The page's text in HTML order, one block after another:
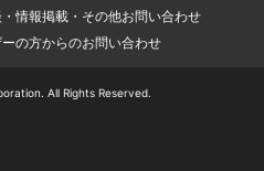
情報掲載・その他お問い合わせ
の方からのお問い合わせ
All Rights Reserved.